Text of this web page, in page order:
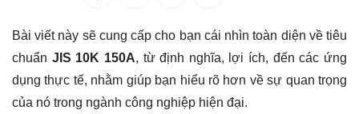
Bài viết này sẽ cung cấp cho bạn cái nhìn toàn diện về tiêu
chuẩn JIS 10K 150A, từ định nghĩa, lợi ích, đến các ứng
dụng thực tế, nhằm giúp bạn hiểu rõhơn về sự quan trọng
của nó trong ngành công nghiệp hiện đại.